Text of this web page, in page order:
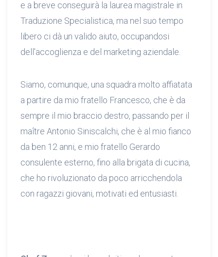
e a breve conseguirà la laurea magistrale in
Traduzione Specialistica, ma nel suo tempo
libero ci dà un valido aiuto, occupandosi
dell'accoglienza e del marketing aziendale.
Siamo, comunque, una squadra molto affiatata
a partire da mio fratello Francesco, che è da
sempre il mio braccio destro, passando per il
maître Antonio Siniscalchi, che è al mio fianco
da ben 12 anni, e mio fratello Gerardo
consulente esterno, fino alla brigata di cucina,
che ho rivoluzionato da poco arricchendola
con ragazzi giovani, motivati ed entusiasti.